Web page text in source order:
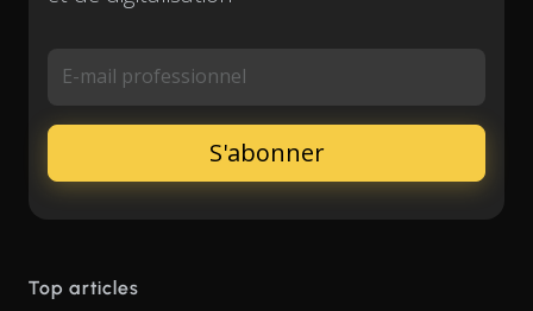
E-mail professionnel
Top articles